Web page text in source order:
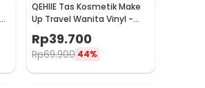
QEHIIE Tas Kosmetik Make
Up Travel Wanita Vinyl -
Q686
Rp39.700
Rp69.900 44%